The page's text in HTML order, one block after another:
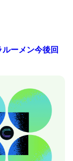
ーメン今後回